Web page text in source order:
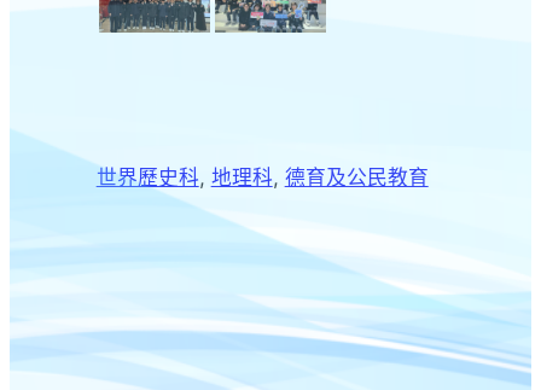
世界歷史科, 地理科, 德育及公民教育